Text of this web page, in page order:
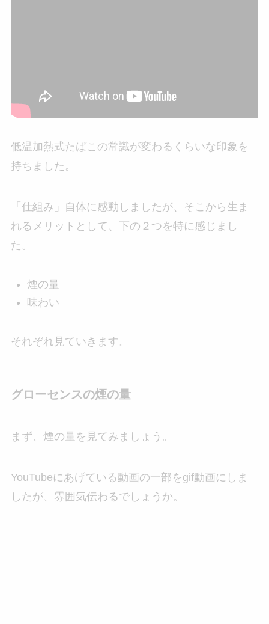
低温加熱式たばこの常識が変わるくらいな印象を
持ちました。
「仕組み」自体に感動しましたが、そこから生ま
れるメリットとして、下の２つを特に感じまし
た。
煙の量
味わい
それぞれ見ていきます。
グローセンスの煙の量
まず、煙の量を見てみましょう。
YouTubeにあげている動画の一部をgif動画にしま
したが、雰囲気伝わるでしょうか。